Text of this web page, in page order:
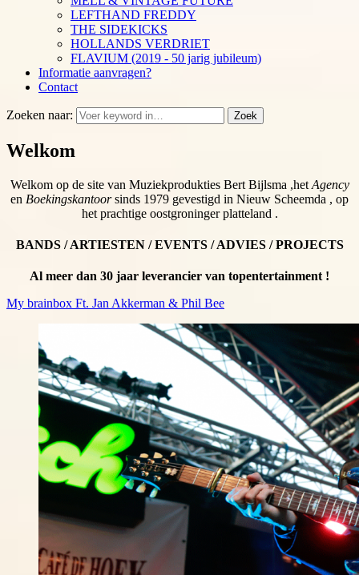
LEFTHAND FREDDY
THE SIDEKICKS
HOLLANDS VERDRIET
FLAVIUM (2019 - 50 jarig jubileum)
Informatie aanvragen?
Contact
Zoeken naar: Zoek
Welkom
Welkom op de site van Muziekprodukties Bert Bijlsma ,het Agency
en Boekingskantoorsinds 1979 gevestigd in Nieuw Scheemda , op
het prachtige oostgroninger platteland .
BANDS / ARTIESTEN / EVENTS / ADVIES / PROJECTS
Al meer dan 30 jaar leverancier van topentertainment !
My brainbox Ft. Jan Akkerman & Phil Bee